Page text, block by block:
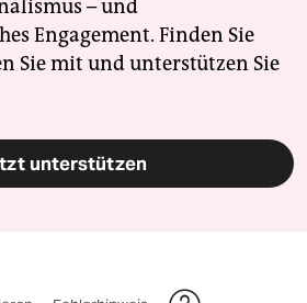
– und
Engagement. Finden Sie
Sie mit und unterstützen Sie
unterstützen